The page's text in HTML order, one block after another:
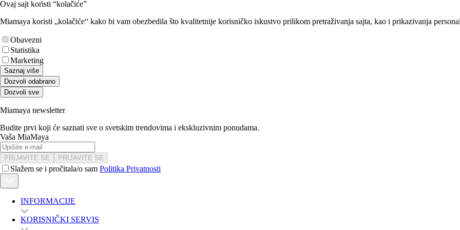
Ovaj sajt koristi “kolačiće”
Miamaya koristi „kolačiće“ kako bi vam obezbedila što kvalitetnije korisničko iskustvo prilikom pretraživanja sajta, kao i prikazivanja
Obavezni
Statistika
Marketing
Saznaj više
Dozvoli odabrano
Dozvoli sve
Miamaya newsletter
Budite prvi koji će saznati sve o svetskim trendovima i ekskluzivnim ponudama.
Vaša MiaMaya
PRIJAVITE SE PRIJAVITE SE
Slažem se i pročitala/o sam Politika Privatnosti
INFORMACIJE
KORISNIČKI SERVIS